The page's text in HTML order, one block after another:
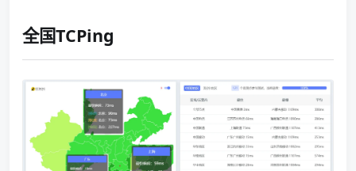
全国TCPing